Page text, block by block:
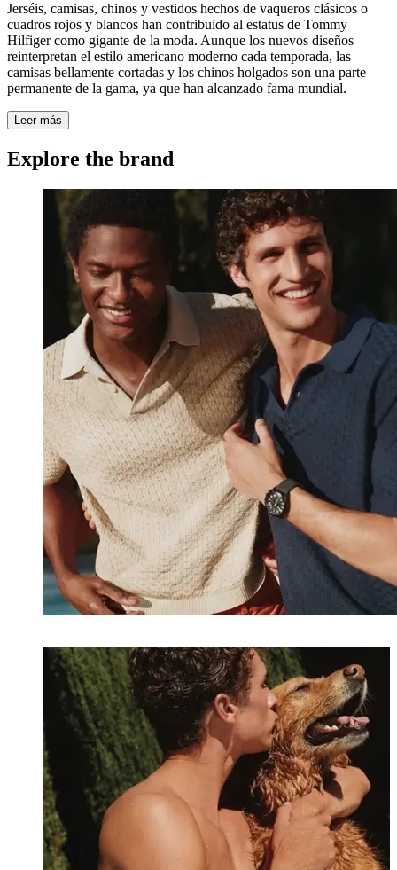
Jerséis, camisas, chinos y vestidos hechos de vaqueros clásicos o
cuadros rojos y blancos han contribuido al estatus de Tommy
Hilfiger como gigante de la moda. Aunque los nuevos diseños
reinterpretan el estilo americano moderno cada temporada, las
camisas bellamente cortadas y los chinos holgados son una parte
permanente de la gama, ya que han alcanzado fama mundial.
Leer más
Explore the brand